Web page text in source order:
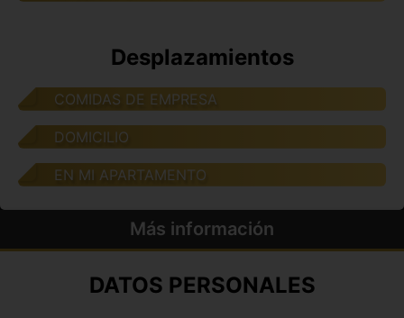
Desplazamientos
COMIDAS DE EMPRESA
DOMICILIO
EN MI APARTAMENTO
Más información
DATOS PERSONALES